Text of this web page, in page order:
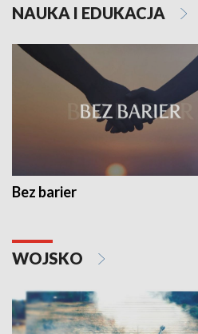
NAUKA I EDUKACJA
Bez barier
WOJSKO